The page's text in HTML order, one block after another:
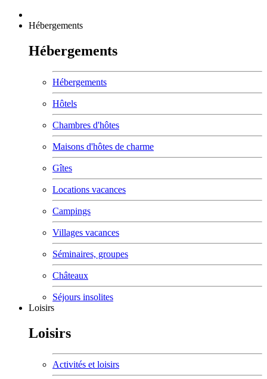
Hébergements
Hébergements
Hébergements
Hôtels
Chambres d'hôtes
Maisons d'hôtes de charme
Gîtes
Locations vacances
Campings
Villages vacances
Séminaires, groupes
Châteaux
Séjours insolites
Loisirs
Loisirs
Activités et loisirs